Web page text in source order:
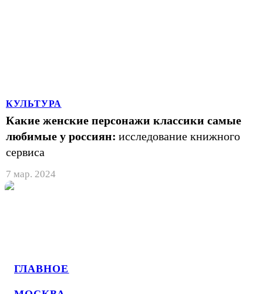
ГЛАВНОЕ
КУЛЬТУРА
Какие женские персонажи классики самые
любимые у россиян: исследование книжного
сервиса
7 мар. 2024